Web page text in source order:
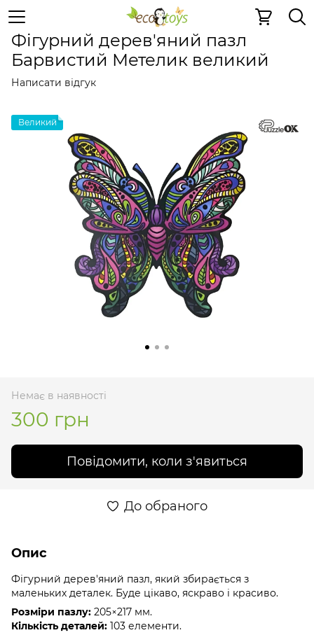
Дерев'яні 2D пазли Дерев'яні 2D
Фігурний дерев'яний пазл
Барвистий Метелик великий
Написати відгук
Великий
Немає в наявності
300 грн
Повідомити, коли з'явиться
До обраного
Опис
Фігурний дерев'яний пазл, який збирається з
маленьких деталек. Буде цікаво, яскраво і красиво.
Розміри пазлу: 205×217 мм.
Кількість деталей: 103 елементи.